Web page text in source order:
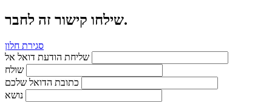
שילחו קישור זה לחבר.
סגירת חלון
שליחת הודעת דואל אל
שולח
כתובת הדואל שלכם
נושא